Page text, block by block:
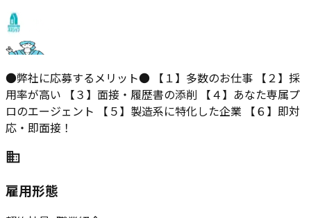
●弊社に応募するメリット● 【１】多数のお仕事 【２】採
用率が高い 【３】面接・履歴書の添削 【４】あなた専属プ
ロのエージェント 【５】製造系に特化した企業 【６】即対
応・即面接！
雇用形態